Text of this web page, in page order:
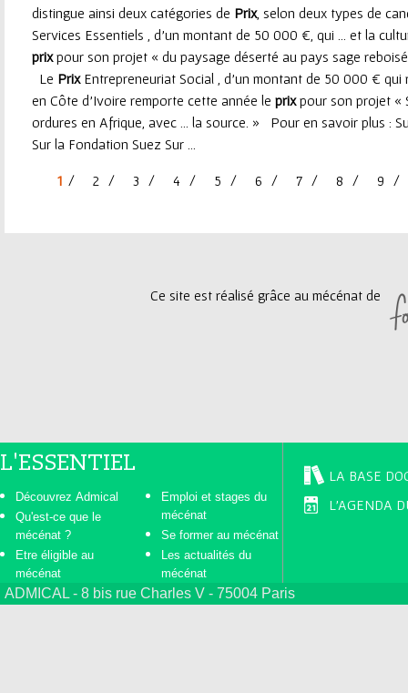
distingue ainsi deux catégories de Prix, selon deux types de
Services Essentiels , d'un montant de 50 000 €, qui ... et la
prixpour son projet « du paysage déserté au pays sage
Le PrixEntrepreneuriat Social , d'un montant de 50 000 € qui
en Côte d’Ivoire remporte cette année le prixpour son projet «
ordures en Afrique, avec ... la source. » Pour en savoir plus :
Sur la Fondation Suez Sur ...
1 2 3 4 5 6 7 8 9
Ce site est réalisé grâce au mécénat de
L'ESSENTIEL
Découvrez Admical
Qu'est-ce que le
mécénat ?
Etre éligible au
mécénat
Emploi et stages du
mécénat
Se former au mécénat
Les actualités du
mécénat
LA BASE
L'AGENDA
ADMICAL - 8 bis rue Charles V - 75004 Paris